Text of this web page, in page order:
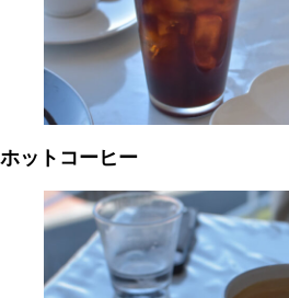
ホットコーヒー